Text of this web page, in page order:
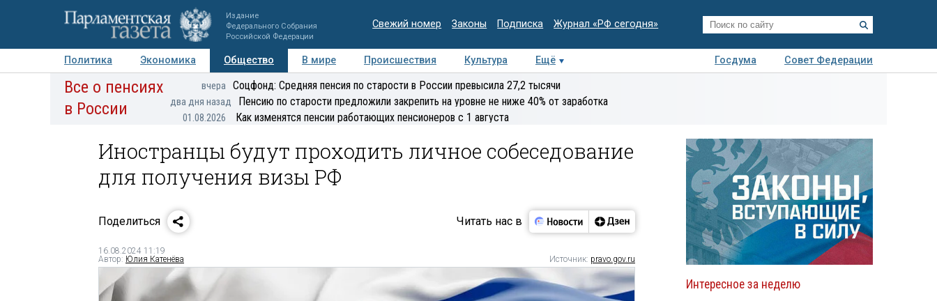
Издание
Федерального Собрания
Российской Федерации
Свежий номер Законы Подписка Журнал «РФ сегодня»
Политика Экономика Общество В мире Происшествия Культура Ещё Госдума
Совет Федерации
Авторы Персоны Мнения Регионы Медиацентр Интервью Колумнисты
экспертиза
Все о пенсиях
в России
вчера Соцфонд: Средняя пенсия по старости в России превысила 27,2 тысячи
два дня назад Пенсию по старости предложили закрепить на уровне не ниже 40% от заработка
01.08.2026 Как изменятся пенсии работающих пенсионеров с 1 августа
Иностранцы будут проходить личное собеседование
для получения визы РФ
Поделиться Читать нас в
16.08.2024 11:19
Автор: Юлия Катенёва Источник: pravo.gov.ru
Интересное за неделю